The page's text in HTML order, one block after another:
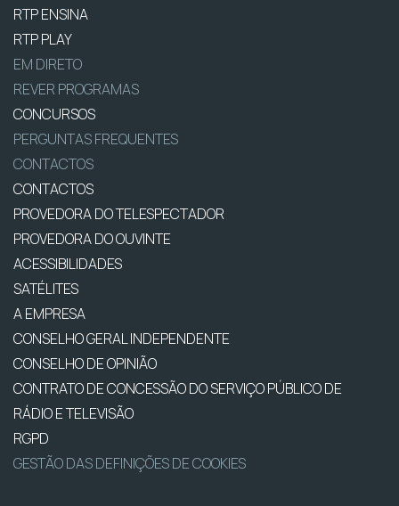
RTP ENSINA
RTP PLAY
EM DIRETO
REVER PROGRAMAS
CONCURSOS
PERGUNTAS FREQUENTES
CONTACTOS
CONTACTOS
PROVEDORA DO TELESPECTADOR
PROVEDORA DO OUVINTE
ACESSIBILIDADES
SATÉLITES
A EMPRESA
CONSELHO GERAL INDEPENDENTE
CONSELHO DE OPINIÃO
CONTRATO DE CONCESSÃO DO SERVIÇO PÚBLICO DE
RÁDIO E TELEVISÃO
RGPD
GESTÃO DAS DEFINIÇÕES DE COOKIES